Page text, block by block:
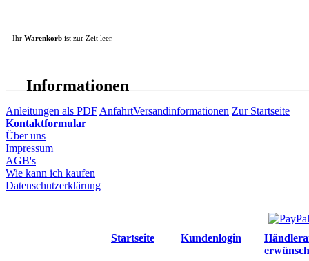
Ihr Warenkorb ist zur Zeit leer.
Informationen
Anleitungen als PDF AnfahrtVersandinformationen Zur Startseite
Kontaktformular
Über uns
Impressum
AGB's
Wie kann ich kaufen
Datenschutzerklärung
Startseite Kundenlogin